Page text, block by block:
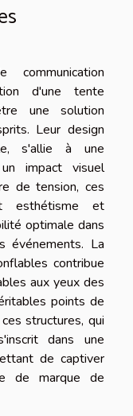
d'une tente
une solution
Leur design
s'allie à une
impact visuel
de tension, ces
esthétisme et
optimale dans
événements. La
contribue
aux yeux des
points de
structures, qui
dans une
de captiver
de marque de